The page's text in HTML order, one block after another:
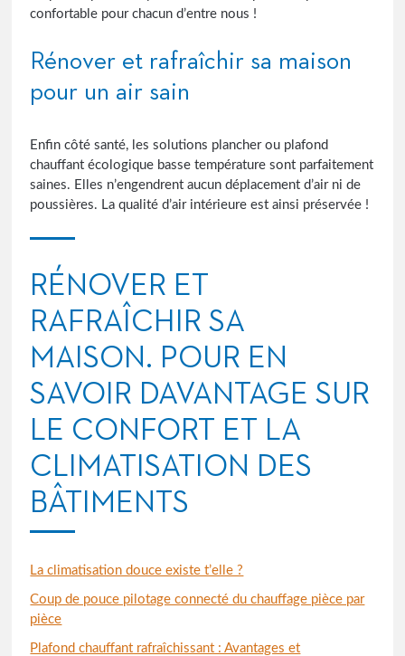
confortable pour chacun d’entre nous !
Rénover et rafraîchir sa maison
pour un air sain
Enfin côté santé, les solutions plancher ou plafond
chauffant écologique basse température sont parfaitement
saines. Elles n’engendrent aucun déplacement d’air ni de
poussières. La qualité d’air intérieure est ainsi préservée !
RÉNOVER ET
RAFRAÎCHIR SA
MAISON. POUR EN
SAVOIR DAVANTAGE SUR
LE CONFORT ET LA
CLIMATISATION DES
BÂTIMENTS
La climatisation douce existe t’elle ?
Coup de pouce pilotage connecté du chauffage pièce par
pièce
Plafond chauffant rafraîchissant : Avantages et